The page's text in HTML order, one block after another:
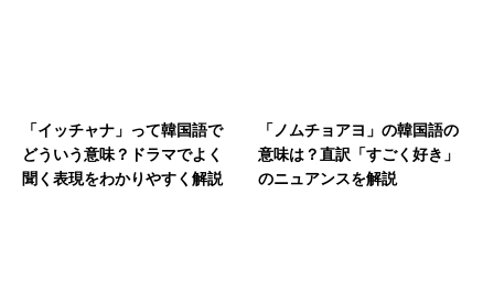
「イッチャナ」って韓国語で
どういう意味？ドラマでよく
聞く表現をわかりやすく解説
「ノムチョアヨ」の韓国語の
意味は？直訳「すごく好き」
のニュアンスを解説